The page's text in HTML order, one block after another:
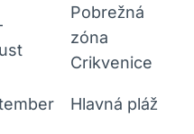
Pobrežná
zóna
Crikvenice
Hlavná pláž